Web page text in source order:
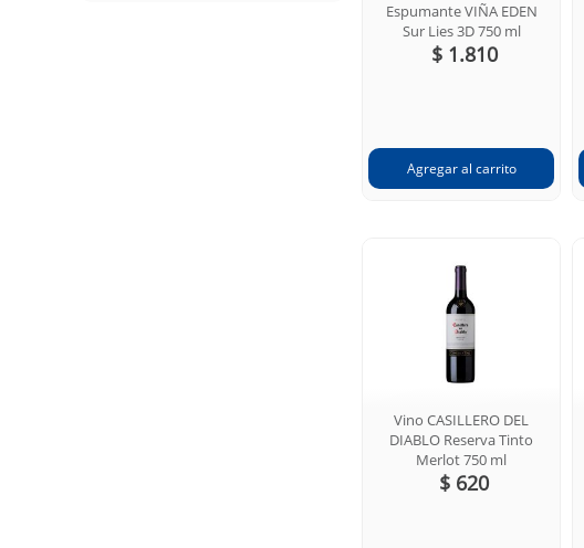
Espumante VIÑA EDEN
Sur Lies 3D 750 ml
$ 1.810
Vino CASILLERO DEL
DIABLO Reserva Tinto
Merlot 750 ml
$ 620